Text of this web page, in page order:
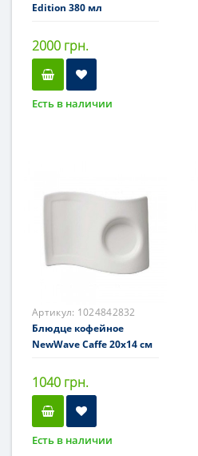
Edition 380 мл
2000 грн.
Есть в наличии
Артикул: 1024842832
Блюдце кофейное
NewWave Caffe 20x14 см
1040 грн.
Есть в наличии